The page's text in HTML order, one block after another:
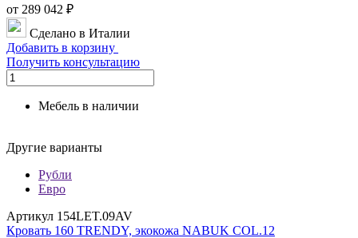
от 289 042 ₽
Сделано в Италии
Добавить в корзину
Получить консультацию
Мебель в наличии
Другие варианты
Рубли
Евро
Артикул 154LET.09AV
Кровать 160 TRENDY, экокожа NABUK COL.12